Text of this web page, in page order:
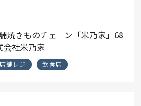
焼きものチェーン「米乃家」68
会社米乃家
店舗レジ 飲食店